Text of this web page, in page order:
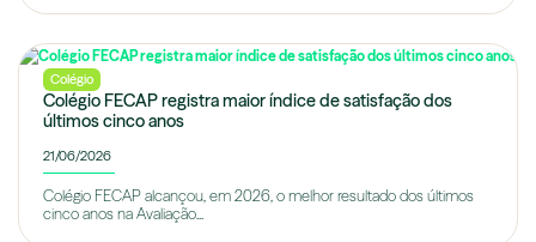
Colégio
Colégio FECAP registra maior índice de satisfação dos
últimos cinco anos
21/06/2026
Colégio FECAP alcançou, em 2026, o melhor resultado dos últimos
cinco anos na Avaliação...